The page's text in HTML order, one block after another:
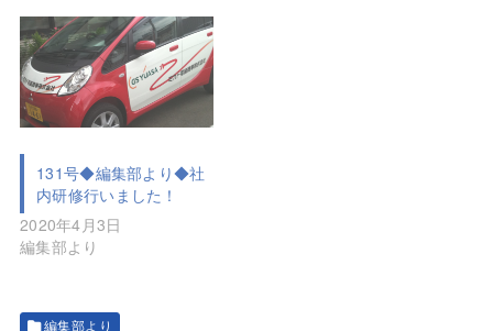
131号◆編集部より◆社
内研修行いました！
2020年4月3日
編集部より
編集部より